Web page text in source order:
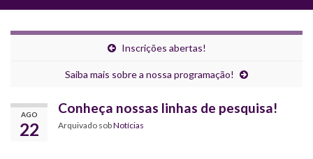
Inscrições abertas!
Saiba mais sobre a nossa programação!
AGO
22
Conheça nossas linhas de pesquisa!
Arquivado sobNotícias